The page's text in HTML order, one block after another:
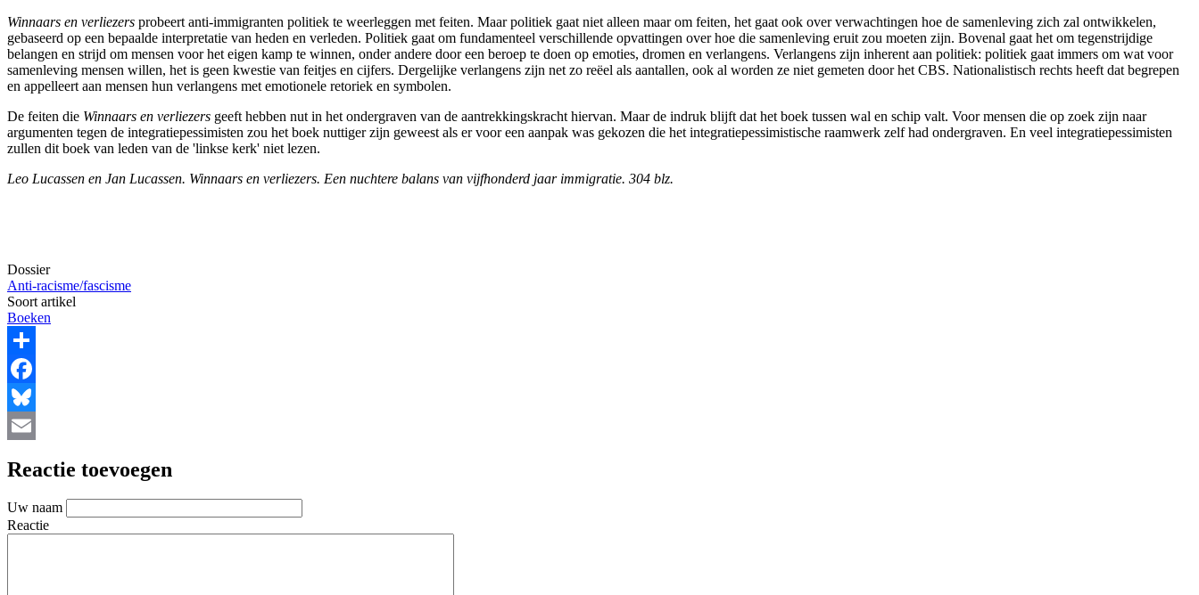
Winnaars en verliezers probeert anti-immigranten politiek te weerleggen met feiten. Maar politiek gaat niet alleen maar om feiten, het gaat ook over verwachtingen hoe de samenleving zich zal ontwikkelen,
gebaseerd op een bepaalde interpretatie van heden en verleden. Politiek gaat om fundamenteel verschillende opvattingen over hoe die samenleving eruit zou moeten zijn. Bovenal gaat het om tegenstrijdige
belangen en strijd om mensen voor het eigen kamp te winnen, onder andere door een beroep te doen op emoties, dromen en verlangens. Verlangens zijn inherent aan politiek: politiek gaat immers om wat voor
samenleving mensen willen, het is geen kwestie van feitjes en cijfers. Dergelijke verlangens zijn net zo reëel als aantallen, ook al worden ze niet gemeten door het CBS. Nationalistisch rechts heeft dat begrepen
en appelleert aan mensen hun verlangens met emotionele retoriek en symbolen.
De feiten die Winnaars en verliezers geeft hebben nut in het ondergraven van de aantrekkingskracht hiervan. Maar de indruk blijft dat het boek tussen wal en schip valt. Voor mensen die op zoek zijn naar
argumenten tegen de integratiepessimisten zou het boek nuttiger zijn geweest als er voor een aanpak was gekozen die het integratiepessimistische raamwerk zelf had ondergraven. En veel integratiepessimisten
zullen dit boek van leden van de 'linkse kerk' niet lezen.
Leo Lucassen en Jan Lucassen. Winnaars en verliezers. Een nuchtere balans van vijfhonderd jaar immigratie. 304 blz.
Dossier
Anti-racisme/fascisme
Soort artikel
Boeken
Share
Facebook
Bluesky
Reactie toevoegen
Uw naam
Reactie